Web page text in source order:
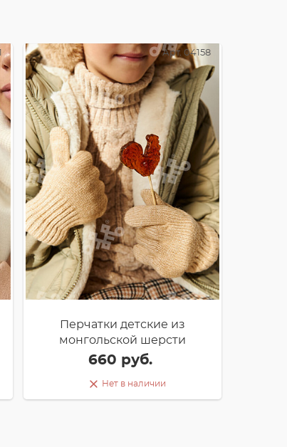
Арт. 04158
Перчатки детские из
монгольской шерсти
660 руб.
Нет в наличии